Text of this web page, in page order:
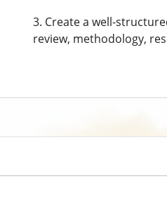
3. Create a well-
review, methodology,